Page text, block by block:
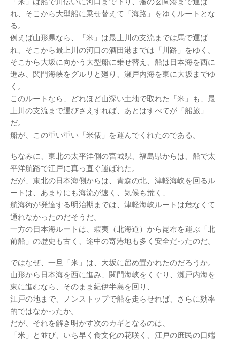
れ、そこから大型船に乗せ替えて「海路」をゆくルートとな
る。
例えば山形県なら、「米」は最上川の支流までは馬で運ば
れ、そこから最上川の河口の酒田港までは「川路」をゆく。
そこから大坂に向かう大型船に乗せ替え、船は日本海を西に
進み、関門海峡をグルリと廻り、瀬戸内海を東に大坂までゆ
く。
このルートなら、どれほど山深い土地で取れた「米」も、最
上川の支流まで運びさえすれば、あとはすべてが「船旅」
だ。
船が、この重い重い「米俵」を運んでくれたのである。
ちなみに、東北の太平洋側の宮城県、福島県からは、船で太
平洋航路で江戸に真っ直ぐ運ばれた。
だが、東北の日本海側からは、青森の北、津軽海峡を回るル
ートは、あまりにも海流が速く、気候も荒く、
航海術が発達する明治期までは、津軽海峡ルートは危なくて
通れなかったのだそうだ。
一方の日本海ルートは、蝦夷（北海道）から昆布を運ぶ「北
前船」の歴史も古く、途中の寄港地も多く安全だったのだ。
ではなぜ、一旦「米」は、大坂に留め置かれたのだろうか。
山形から日本海を西に進み、関門海峡をくぐり、瀬戸内海を
東に進むなら、そのまま紀伊半島を回り、
江戸の地まで、ノンストップで船を走らせれば、さらに効率
的ではなかったか。
だが、それを解き明かす次のカギとなるのは、
「米」と並び、いち早く食文化の花咲く、江戸の庶民の口端